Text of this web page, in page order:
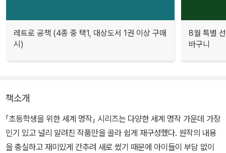
레트로 공책 (4종 중 택1, 대상도서 1권 이상 구매
시)
8월 특별
바구니
책소개
「초등학생을 위한 세계 명작」 시리즈는 다양한 세계 명작 가운데 가장
인기 있고 널리 알려진 작품만을 골라 쉽게 재구성했다. 원작의 내용
을 충실하고 재미있게 간추려 새로 썼기 때문에 아이들이 부담 없이